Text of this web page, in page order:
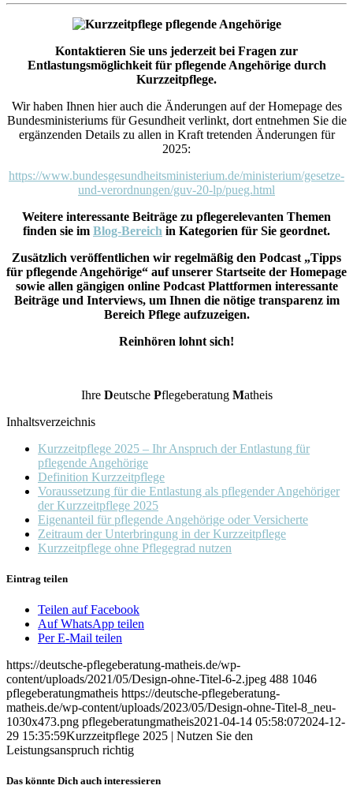
Kontaktieren Sie uns jederzeit bei Fragen zur
Entlastungsmöglichkeit für pflegende Angehörige durch
Kurzzeitpflege.
Wir haben Ihnen hier auch die Änderungen auf der Homepage des
Bundesministeriums für Gesundheit verlinkt, dort entnehmen Sie die
ergänzenden Details zu allen in Kraft tretenden Änderungen für
2025:
https://www.bundesgesundheitsministerium.de/ministerium/gesetze-
und-verordnungen/guv-20-lp/pueg.html
Weitere interessante Beiträge zu pflegerelevanten Themen
finden sie im Blog-Bereich in Kategorien für Sie geordnet.
Zusätzlich veröffentlichen wir regelmäßig den Podcast „Tipps
für pflegende Angehörige“ auf unserer Startseite der Homepage
sowie allen gängigen online Podcast Plattformen interessante
Beiträge und Interviews, um Ihnen die nötige transparenz im
Bereich Pflege aufzuzeigen.
Reinhören lohnt sich!
Ihre Deutsche Pflegeberatung Matheis
Inhaltsverzeichnis
Kurzzeitpflege 2025 – Ihr Anspruch der Entlastung für
pflegende Angehörige
Definition Kurzzeitpflege
Voraussetzung für die Entlastung als pflegender Angehöriger
der Kurzzeitpflege 2025
Eigenanteil für pflegende Angehörige oder Versicherte
Zeitraum der Unterbringung in der Kurzzeitpflege
Kurzzeitpflege ohne Pflegegrad nutzen
Eintrag teilen
Teilen auf Facebook
Auf WhatsApp teilen
Per E-Mail teilen
https://deutsche-pflegeberatung-matheis.de/wp-
content/uploads/2021/05/Design-ohne-Titel-6-2.jpeg 488 1046
pflegeberatungmatheis https://deutsche-pflegeberatung-
matheis.de/wp-content/uploads/2023/05/Design-ohne-Titel-8_neu-
1030x473.png pflegeberatungmatheis2021-04-14 05:58:072024-12-
29 15:35:59Kurzzeitpflege 2025 | Nutzen Sie den
Leistungsanspruch richtig
Das könnte Dich auch interessieren